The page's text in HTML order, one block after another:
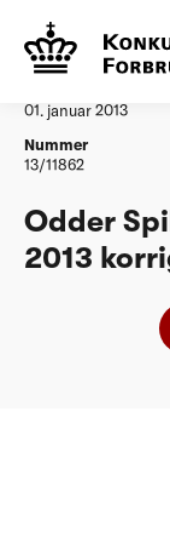
Vandtilsyn
01. januar 2013
Nummer
13/11862
Odder
2013